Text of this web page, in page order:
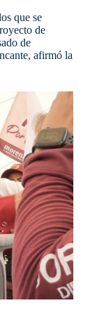
que se
de
de
afirmó la